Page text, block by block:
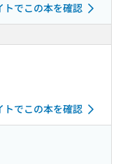
トでこの本を確認
トでこの本を確認